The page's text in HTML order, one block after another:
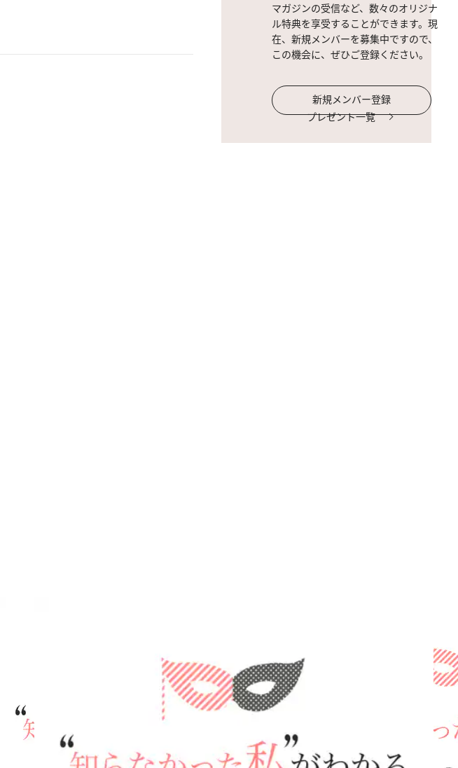
マガジンの受信など、数々のオリジナ
ル特典を享受することができます。現
在、新規メンバーを募集中ですので、
この機会に、ぜひご登録ください。
新規メンバー登録
プレゼント一覧